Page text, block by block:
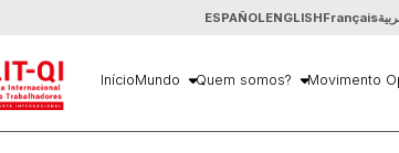
ESPAÑOLENGLISHFrançais
InícioMundo Quem somos? Movimento